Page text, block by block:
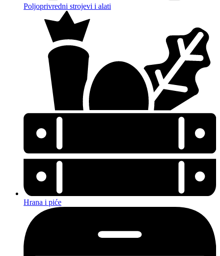
Poljoprivredni strojevi i alati
Hrana i piće